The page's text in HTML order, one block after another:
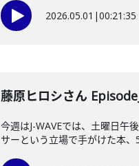
2026.05.01 |00:21:35
藤原ヒロシさん
今週はJ-WAVEでは、土曜日午
サーという立場で手がけた本、